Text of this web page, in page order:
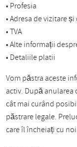
• Profesia
• Adresa de vizitare
• TVA
• Alte informații
• Detaliile platii
Vom păstra aceste
activ. După
cât mai curând
păstrare legale.
care îl încheiați cu